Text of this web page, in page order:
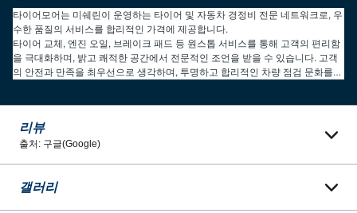
타이어모어는 미쉐린이 운영하는 타이어 및 자동차 경정비 전문 네트워크로, 우
수한 품질의 서비스를 합리적인 가격에 제공합니다.
타이어 교체, 엔진 오일, 브레이크 패드 등 원스톱 서비스를 통해 고객의 편리함
을 극대화하며, 밝고 쾌적한 공간에서 전문적인 조언을 받을 수 있습니다. 고객
의 안전과 만족을 최우선으로 생각하며, 투명하고 합리적인 차량 점검 문화를
리뷰
출처: 구글(Google)
갤러리